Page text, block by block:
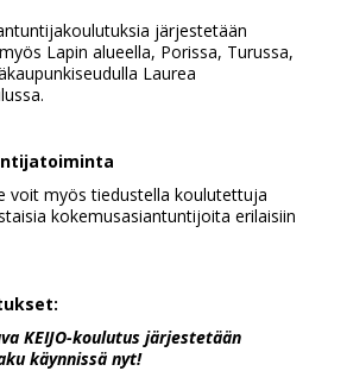
järjestetään
Lapin alueella, Porissa, Turussa,
Laurea
voit myös tiedustella koulutettuja
kokemusasiantuntijoita erilaisiin
KEIJO-koulutus järjestetään
käynnissä nyt!